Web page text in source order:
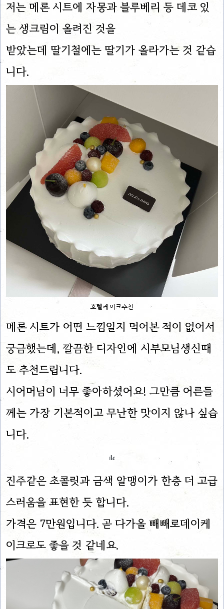
저는 메론 시트에 자몽과 블루베리 등 데코 있
는 생크림이 올려진 것을
받았는데 딸기철에는 딸기가 올라가는 것 같습
니다.
호텔케이크추천
메론 시트가 어떤 느낌일지 먹어본 적이 없어서
궁금했는데, 깔끔한 디자인에 시부모님생신때
도 추천드립니다.
시어머님이 너무 좋아하셨어요! 그만큼 어른들
께는 가장 기본적이고 무난한 맛이지 않나 싶습
니다.
진주같은 초콜릿과 금색 알맹이가 한층 더 고급
스러움을 표현한 듯 합니다.
가격은 7만원입니다. 곧 다가올 빼빼로데이케
이크로도 좋을 것 같네요.